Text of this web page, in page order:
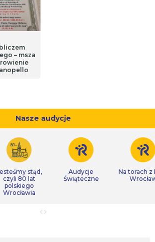
– msza
Nasze audycje
stąd,
czyli 80 lat
polskiego
Wrocławia
Audycje
Świąteczne
Na torach z